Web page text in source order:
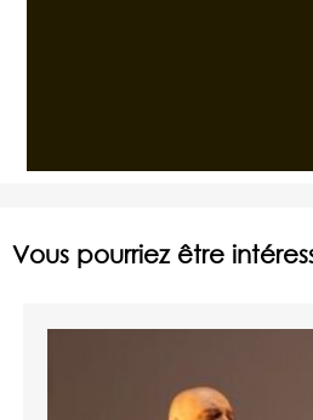
Vous pourriez être